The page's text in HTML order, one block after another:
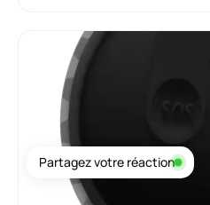
Partagez votre réaction